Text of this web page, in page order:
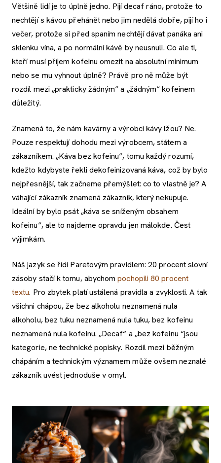
Většině lidí je to úplně jedno. Pijí decaf ráno, protože to
nechtějí s kávou přehánět nebo jim nedělá dobře, pijí ho i
večer, protože si před spaním nechtějí dávat panáka ani
sklenku vína, a po normální kávě by neusnuli. Co ale ti,
kteří musí příjem kofeinu omezit na absolutní minimum
nebo se mu vyhnout úplně? Právě pro ně může být
rozdíl mezi „prakticky žádným“ a „žádným“ kofeinem
důležitý.
Znamená to, že nám kavárny a výrobci kávy lžou? Ne.
Pouze respektují dohodu mezi výrobcem, státem a
zákazníkem. „Káva bez kofeinu“, tomu každý rozumí,
kdežto kdybyste řekli dekofeinizovaná káva, což by bylo
nejpřesnější, tak začneme přemýšlet: co to vlastně je? A
váhající zákazník znamená zákazník, který nekupuje.
Ideální by bylo psát „káva se sníženým obsahem
kofeinu“, ale to najdeme opravdu jen málokde. Čest
výjimkám.
Náš jazyk se řídí Paretovým pravidlem: 20 procent slovní
zásoby stačí k tomu, abychompochopili 80 procent
textu. Pro zbytek platí ustálená pravidla a zvyklosti. A tak
všichni chápou, že bez alkoholu neznamená nula
alkoholu, bez tuku neznamená nula tuku, bez kofeinu
neznamená nula kofeinu. „Decaf“ a „bez kofeinu “jsou
kategorie, ne technické popisky. Rozdíl mezi běžným
chápáním a technickým významem může ovšem neznalé
zákazník uvést jednoduše v omyl.